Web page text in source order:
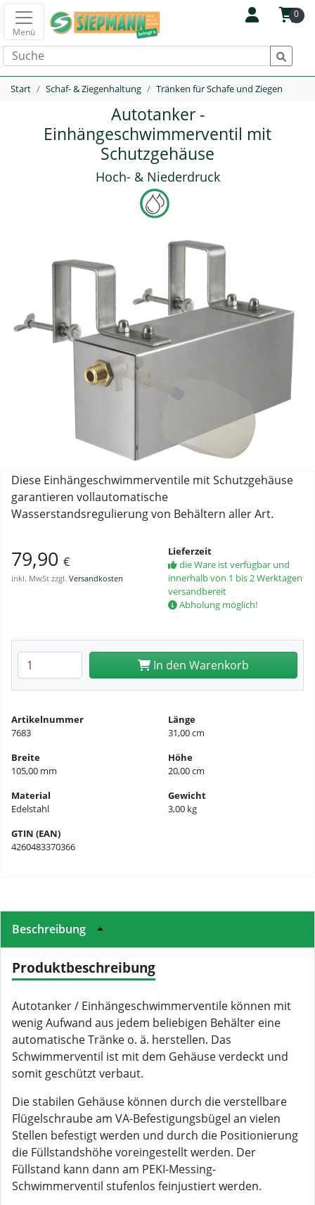
0
Menü
Start Schaf- & Ziegenhaltung Tränken für Schafe und Ziegen
Autotanker -
Einhängeschwimmerventil mit
Schutzgehäuse
Hoch- & Niederdruck
Diese Einhängeschwimmerventile mit Schutzgehäuse
garantieren vollautomatische
Wasserstandsregulierung von Behältern aller Art.
79,90 €
inkl. MwSt zzgl. Versandkosten
Lieferzeit
die Ware ist verfügbar und
innerhalb von 1 bis 2 Werktagen
versandbereit
Abholung möglich!
Anzahl eingeben In den Warenkorb
Artikelnummer
7683
Länge
31,00 cm
Breite
105,00 mm
Höhe
20,00 cm
Material
Edelstahl
Gewicht
3,00 kg
GTIN (EAN)
4260483370366
Beschreibung
Produktbeschreibung
Autotanker / Einhängeschwimmerventile können mit
wenig Aufwand aus jedem beliebigen Behälter eine
automatische Tränke o. ä. herstellen. Das
Schwimmerventil ist mit dem Gehäuse verdeckt und
somit geschützt verbaut.
Die stabilen Gehäuse können durch die verstellbare
Flügelschraube am VA-Befestigungsbügel an vielen
Stellen befestigt werden und durch die Positionierung
die Füllstandshöhe voreingestellt werden. Der
Füllstand kann dann am PEKI-Messing-
Schwimmerventil stufenlos feinjustiert werden.